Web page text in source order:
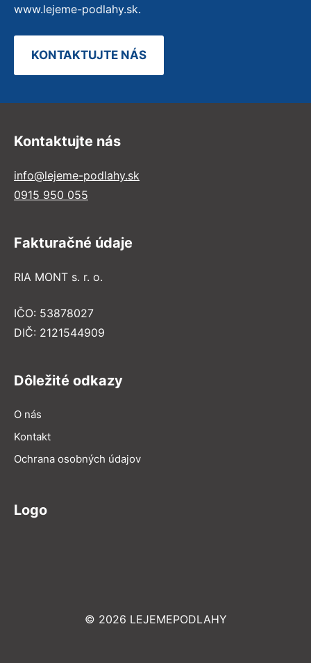
www.lejeme-podlahy.sk.
KONTAKTUJTE NÁS
Kontaktujte nás
info@lejeme-podlahy.sk
0915 950 055
Fakturačné údaje
RIA MONT s. r. o.
IČO: 53878027
DIČ: 2121544909
Dôležité odkazy
O nás
Kontakt
Ochrana osobných údajov
Logo
© 2026 LEJEMEPODLAHY